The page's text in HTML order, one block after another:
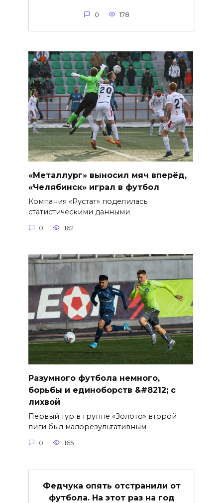
0 178
«Металлург» выносил мяч вперёд,
«Челябинск» играл в футбол
Компания «Рустат» поделилась
статистическими данными
0 162
Разумного футбола немного,
борьбы и единоборств &#8212; с
лихвой
Первый тур в группе «Золото» второй
лиги был малорезультативным
0 165
Федчука опять отстранили от
футбола. На этот раз на год